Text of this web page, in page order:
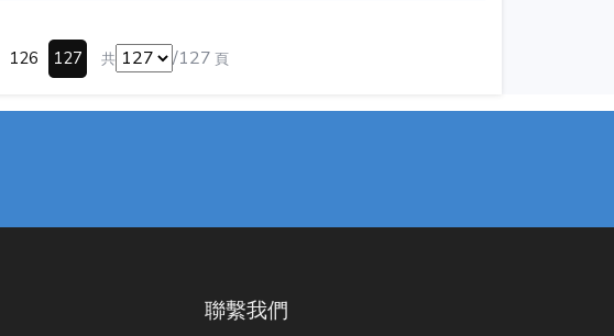
126 127 共 /127 頁
聯繫我們